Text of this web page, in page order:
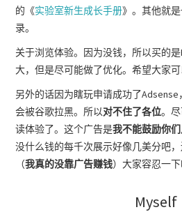
的《实验室新生成长手册》。其他就
录。
关于浏览体验。因为没钱，所以买的
大，但是尽可能做了优化。希望大家可
另外的话因为瞎玩申请成功了
会被谷歌拉黑。所以对不住了各位。
读体验了。这个广告是我不能鼓励你
没什么钱的每千次展示好像几美分吧，
（我真的没靠广告赚钱）大家容忍一下
Myself